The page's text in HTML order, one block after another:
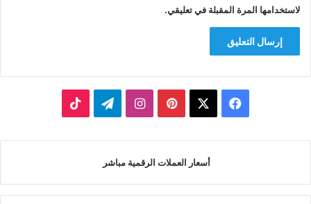
لاستخدامها المرة المقبلة في تعليقي.
فيسبوك بينتيريستانستقرامتيلقرام
أسعار العملات الرقمية مباشر